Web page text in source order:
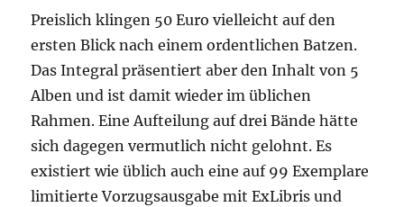
Preislich klingen 50 Euro vielleicht auf den
ersten Blick nach einem ordentlichen Batzen.
Das Integral präsentiert aber den Inhalt von 5
Alben und ist damit wieder im üblichen
Rahmen. Eine Aufteilung auf drei Bände hätte
sich dagegen vermutlich nicht gelohnt. Es
existiert wie üblich auch eine auf 99 Exemplare
limitierte Vorzugsausgabe mit ExLibris und